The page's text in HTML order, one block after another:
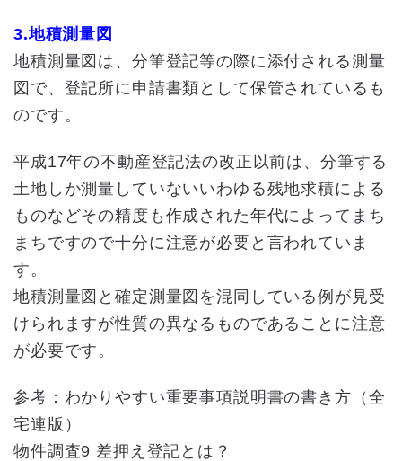
3.地積測量図
地積測量図は、分筆登記等の際に添付される測量
図で、登記所に申請書類として保管されているも
のです。
平成17年の不動産登記法の改正以前は、分筆する
土地しか測量していないいわゆる残地求積による
ものなどその精度も作成された年代によってまち
まちですので十分に注意が必要と言われていま
す。
地積測量図と確定測量図を混同している例が見受
けられますが性質の異なるものであることに注意
が必要です。
参考：わかりやすい重要事項説明書の書き方（全
宅連版）
物件調査9 差押え登記とは？